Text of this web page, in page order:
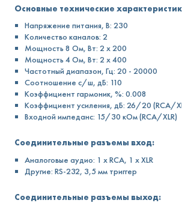
Основные технические
Напряжение питания, В: 230
Количество каналов: 2
Мощность 8 Ом, Вт: 2 x 200
Мощность 4 Ом, Вт: 2 x 400
Частотный диапазон, Гц: 20 - 20000
Соотношение с/ш, дБ: 110
Коэффициент гармоник, %: 0.008
Коэффициент усиления, дБ: 26/20 (RCA/
Входной импеданс: 15/30 кОм (RCA/XLR)
Соединительные разъемы вход:
Аналоговые аудио: 1 x RCA, 1 x XLR
Другие: RS-232, 3,5 мм триггер
Соединительные разъемы выход: